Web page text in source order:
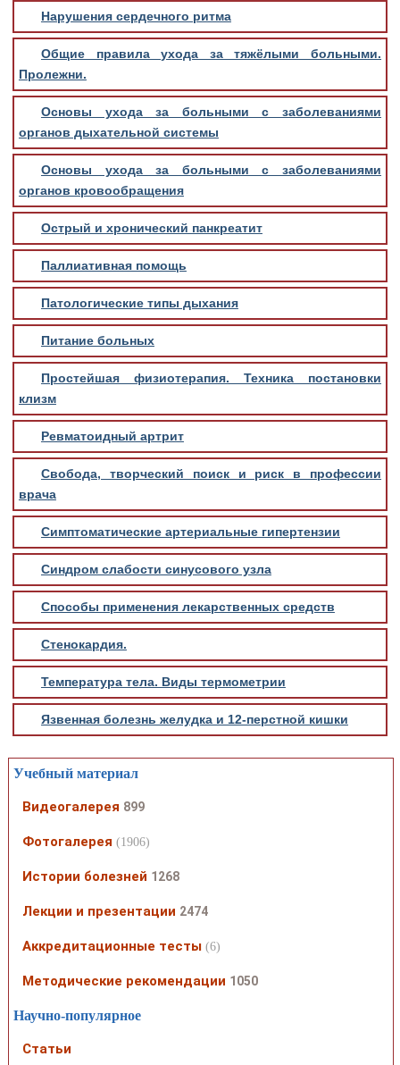
Нарушения сердечного ритма
Общие правила ухода за тяжёлыми больными.
Пролежни.
Основы ухода за больными с заболеваниями
органов дыхательной системы
Основы ухода за больными с заболеваниями
органов кровообращения
Острый и хронический панкреатит
Паллиативная помощь
Патологические типы дыхания
Питание больных
Простейшая физиотерапия. Техника постановки
клизм
Ревматоидный артрит
Свобода, творческий поиск и риск в профессии
врача
Симптоматические артериальные гипертензии
Синдром слабости синусового узла
Способы применения лекарственных средств
Стенокардия.
Температура тела. Виды термометрии
Язвенная болезнь желудка и 12-перстной кишки
Учебный материал
Видеогалерея 899
Фотогалерея (1906)
Истории болезней 1268
Лекции и презентации 2474
Аккредитационные тесты (6)
Методические рекомендации 1050
Научно-популярное
Статьи